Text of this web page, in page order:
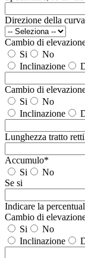
Direzione della curva
Cambio di
Si
No
Inclinazione
Cambio di
Si
No
Inclinazione
Lunghezza tratto
Accumulo*
Si
No
Se si
Indicare la
Cambio di
Si
No
Inclinazione